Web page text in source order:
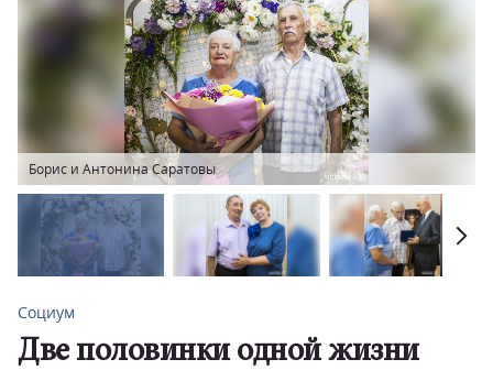
Социум
Две половинки одной жизни
Борис и Антонина Саратовы